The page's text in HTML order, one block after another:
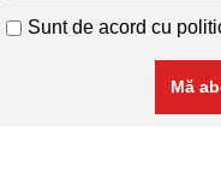
Sunt de acord cu